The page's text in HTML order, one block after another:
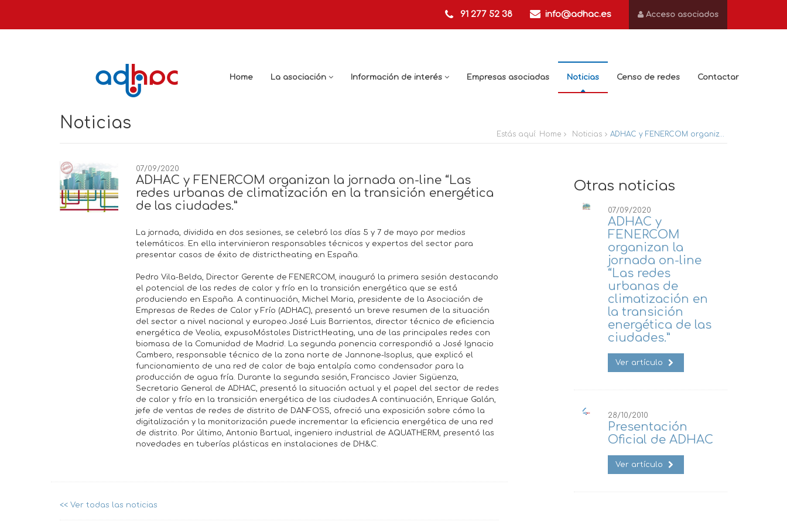
Acceso asociados
91 277 52 38 info@adhac.es
Home La asociación Información de interés Empresas asociadas Noticias Censo de redes Contactar
Noticias
Estás aquí: Home Noticias ADHAC y FENERCOM organizan la jornada on-line “Las redes urbanas de climatización en la transición energética de las ciudades.”
07/09/2020
ADHAC y FENERCOM organizan la jornada on-line “Las
redes urbanas de climatización en la transición energética
de las ciudades.”
La jornada, dividida en dos sesiones, se celebró los días 5 y 7 de mayo por medios
telemáticos. En ella intervinieron responsables técnicos y expertos del sector para
presentar casos de éxito de districtheating en España.
Pedro Vila-Belda, Director Gerente de FENERCOM, inauguró la primera sesión destacando
el potencial de las redes de calor y frío en la transición energética que se está
produciendo en España. A continuación, Michel Maria, presidente de la Asociación de
Empresas de Redes de Calor y Frío (ADHAC), presentó un breve resumen de la situación
del sector a nivel nacional y europeo.José Luis Barrientos, director técnico de eficiencia
energética de Veolia, expusoMóstoles DistrictHeating, una de las principales redes con
biomasa de la Comunidad de Madrid. La segunda ponencia correspondió a José Ignacio
Cambero, responsable técnico de la zona norte de Jannone-Isoplus, que explicó el
funcionamiento de una red de calor de baja entalpía como condensador para la
producción de agua fría. Durante la segunda sesión, Francisco Javier Sigüenza,
Secretario General de ADHAC, presentó la situación actual y el papel del sector de redes
de calor y frío en la transición energética de las ciudades.A continuación, Enrique Galán,
jefe de ventas de redes de distrito de DANFOSS, ofreció una exposición sobre cómo la
digitalización y la monitorización puede incrementar la eficiencia energética de una red
de distrito. Por último, Antonio Bartual, ingeniero industrial de AQUATHERM, presentó las
novedades en tuberías plásticas en instalaciones de DH&C.
<< Ver todas las noticias
Otras noticias
07/09/2020
ADHAC y
FENERCOM
organizan la
jornada on-line
“Las redes
urbanas de
climatización en
la transición
energética de las
ciudades.”
Ver artículo
28/10/2010
Presentación
Oficial de ADHAC
Ver artículo